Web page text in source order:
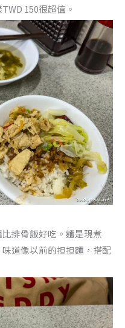
150很超值。
排骨飯好吃。麵是現煮
道像以前的担担麵，搭配